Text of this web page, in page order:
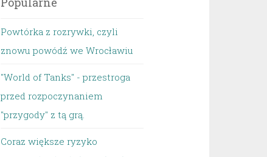
Powtórka z rozrywki, czyli
znowu powódź we Wrocławiu
"World of Tanks" - przestroga
przed rozpoczynaniem
"przygody" z tą grą.
Coraz większe ryzyko